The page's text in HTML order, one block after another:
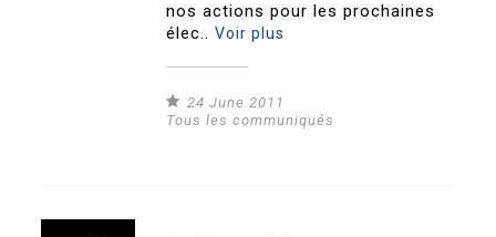
nos actions pour les prochaines
élec..Voir plus
24 June 2011
Tous les communiqués